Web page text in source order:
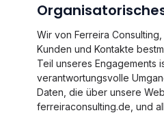
Wir von Ferreira
Kunden und Kontakte
Teil unseres Engagements
verantwortungsvolle
Daten, die über unsere
ferreiraconsulting.de, und